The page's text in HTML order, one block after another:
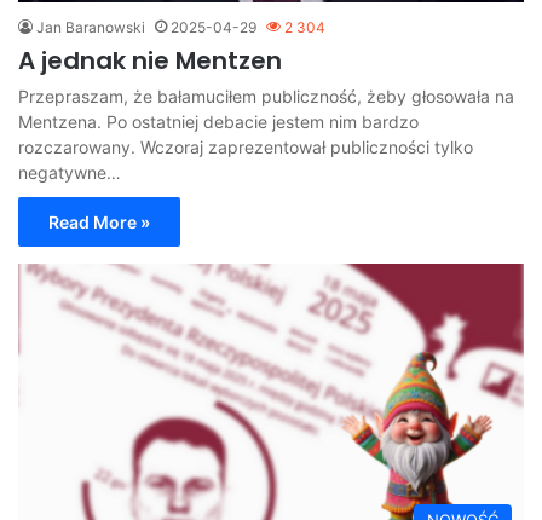
Jan Baranowski 2025-04-29 2 304
A jednak nie Mentzen
Przepraszam, że bałamuciłem publiczność, żeby głosowała na
Mentzena. Po ostatniej debacie jestem nim bardzo
rozczarowany. Wczoraj zaprezentował publiczności tylko
negatywne…
Read More »